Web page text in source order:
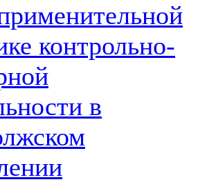
контрольно-
в